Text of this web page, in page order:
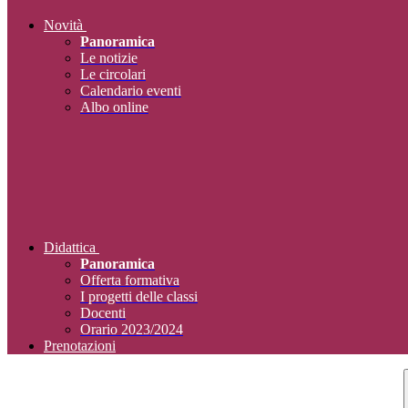
Novità
Panoramica
Le notizie
Le circolari
Calendario eventi
Albo online
Didattica
Panoramica
Offerta formativa
I progetti delle classi
Docenti
Orario 2023/2024
Prenotazioni